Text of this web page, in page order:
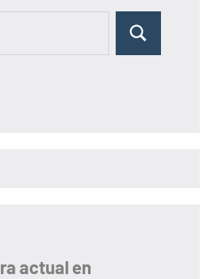
B
actual en